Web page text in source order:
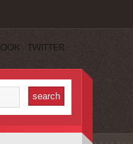
TWITTER